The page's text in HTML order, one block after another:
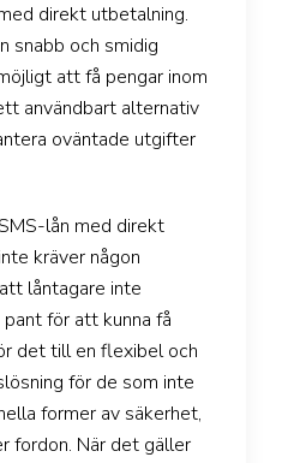
direkt utbetalning.
snabb och smidig
att få pengar inom
användbart alternativ
oväntade utgifter
lån med direkt
kräver någon
låntagare inte
för att kunna få
det till en flexibel och
för de som inte
former av säkerhet,
fordon. När det gäller